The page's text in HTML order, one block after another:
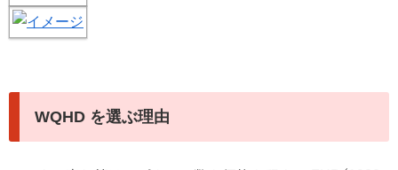
WQHD を選ぶ理由